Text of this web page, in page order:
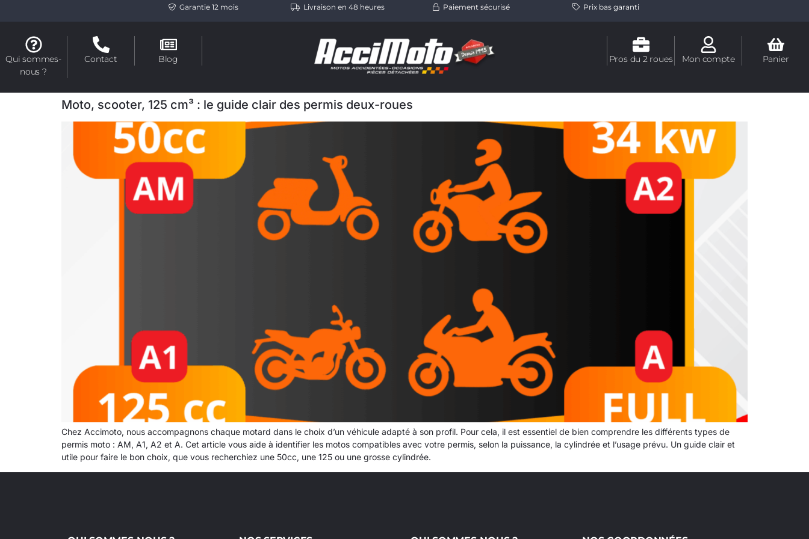
Garantie 12 mois Livraison en 48 heures Paiement sécurisé Prix bas garanti
Qui sommes-
nous ?
Contact Blog Pros du 2 roues Mon compte Panier
Moto, scooter, 125 cm³ : le guide clair des permis deux-roues
Chez Accimoto, nous accompagnons chaque motard dans le choix d’un véhicule adapté à son profil. Pour cela, il est essentiel de bien comprendre les différents types de
permis moto : AM, A1, A2 et A. Cet article vous aide à identifier les motos compatibles avec votre permis, selon la puissance, la cylindrée et l’usage prévu. Un guide clair et
utile pour faire le bon choix, que vous recherchiez une 50cc, une 125 ou une grosse cylindrée.